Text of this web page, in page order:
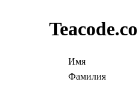
Имя
Фамилия